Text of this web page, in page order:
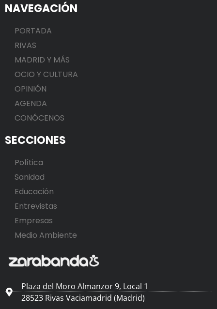
NAVEGACIÓN
PORTADA
RIVAS
MADRID Y MÁS
OCIO Y CULTURA
OPINIÓN
AGENDA
CONÓCENOS
SECCIONES
Política
Sanidad
Educación
Entrevistas
Empresas
Medio Ambiente
Plaza del Moro Almanzor 9, Local 1
28523 Rivas Vaciamadrid (Madrid)